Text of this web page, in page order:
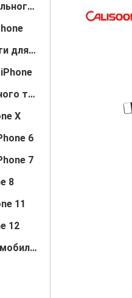
Ли-ионная батарея мобильного телефона
Батарея высокой емкости для iPhone
Акумулятор для мобильного телефона
X
6
7
8
11
12
Замена ЖК-дисплея для мобильных телефонов